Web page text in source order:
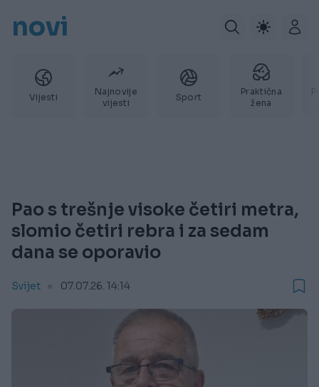
novi
Vijesti
Najnovije
vijesti
Sport
Praktična
žena
Pao s trešnje visoke četiri metra,
slomio četiri rebra i za sedam
dana se oporavio
Svijet 07.07.26. 14:14